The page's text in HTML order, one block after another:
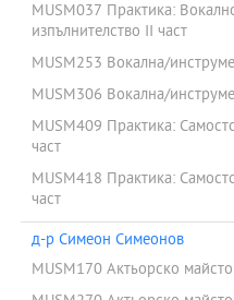
MUSM037 Практика:
изпълнителство II част
MUSM253 Вокална/
MUSM306 Вокална/
MUSM409 Практика:
част
MUSM418 Практика:
част
д-р Симеон Симеонов
MUSM170 Актьорско